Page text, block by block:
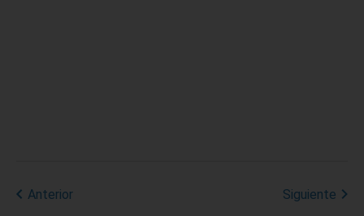
Anterior Siguiente